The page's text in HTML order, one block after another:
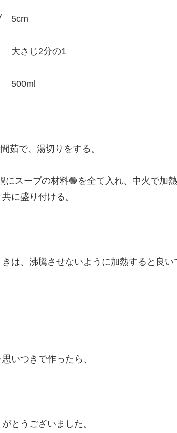
5cm
じ2分の1
茹で、湯切りをする。
にスープの材料🟢を全て入れ、中火で加
に盛り付ける。
は、沸騰させないように加熱すると良
いつきで作ったら、
とうございました。